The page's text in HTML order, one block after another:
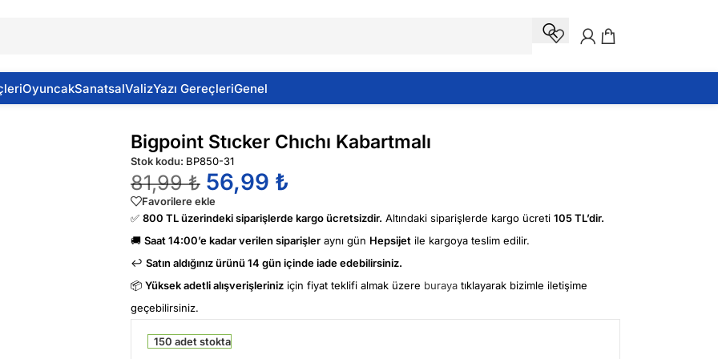
OyuncakSanatsalValizYazı GereçleriGenel
Bigpoint Stıcker Chıchı Kabartmalı
Stok kodu: BP850-31
81,99₺ 56,99 ₺
Favorilere ekle
✅ 800 TL üzerindeki siparişlerde kargo ücretsizdir. Altındaki siparişlerde kargo ücreti 105 TL’dir.
🚚 Saat 14:00’e kadar verilen siparişler aynı gün Hepsijet ile kargoya teslim edilir.
↩️ Satın aldığınız ürünü 14 gün içinde iade edebilirsiniz.
📦 Yüksek adetli alışverişleriniz için fiyat teklifi almak üzere buraya tıklayarak bizimle iletişime
geçebilirsiniz.
150 adet stokta